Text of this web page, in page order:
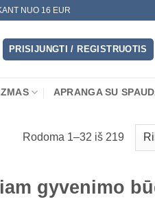
NUO 16 EUR
PRISIJUNGTI / REGISTRUOTIS
APRANGA SU
Rodoma 1–32 iš 219
pagal
gyvenimo